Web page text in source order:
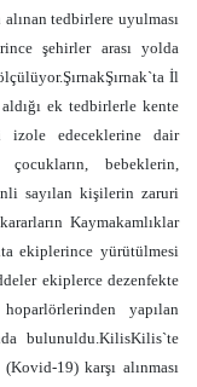
tedbirlere uyulması
şehirler arası yolda
İl
ek tedbirlerle kente
edeceklerine dair
çocukların, bebeklerin,
sayılan kişilerin zaruri
Kaymakamlıklar
ekiplerince yürütülmesi
ekiplerce dezenfekte
yapılan
bulunuldu.KilisKilis`te
19) karşı alınması